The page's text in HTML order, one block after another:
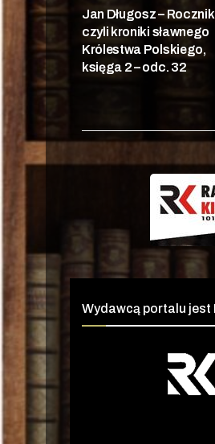
Jan Długosz –
czyli kroniki sławnego
Królestwa Polskiego,
księga 2 – odc. 32
Wydawcą portalu jest